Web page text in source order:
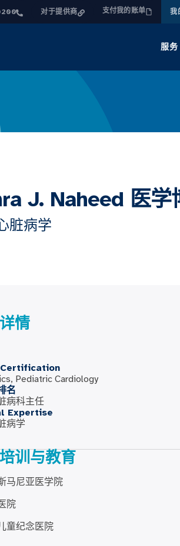
对于提供商 支付我的账单 我
服务
J. Naheed 医学
脏病学
情
Pediatric Cardiology
名
病科主任
Expertise
病学
训与教育
马尼亚医学院
院
童纪念医院